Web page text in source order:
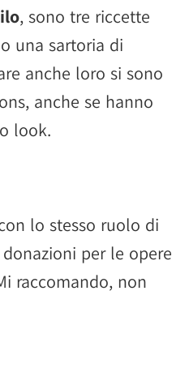
, sono tre riccette
una sartoria di
anche loro si sono
anche se hanno
look.
lo stesso ruolo di
per le opere
raccomando, non